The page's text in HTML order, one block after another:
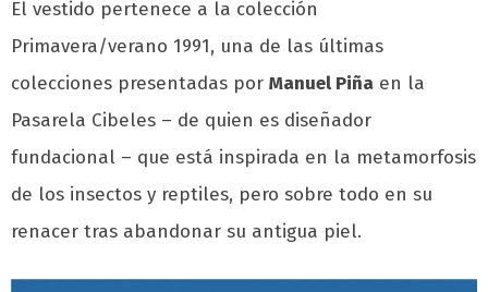
El vestido pertenece a la colección
Primavera/verano 1991, una de las últimas
colecciones presentadas por Manuel Piña en la
Pasarela Cibeles – de quien es diseñador
fundacional – que está inspirada en la metamorfosis
de los insectos y reptiles, pero sobre todo en su
renacer tras abandonar su antigua piel.